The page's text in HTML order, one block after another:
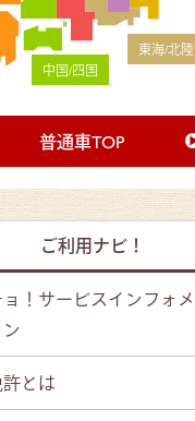
東海/北陸
中国/四国
普通車TOP
ご利用ナビ！
！サービスインフォメ
とは